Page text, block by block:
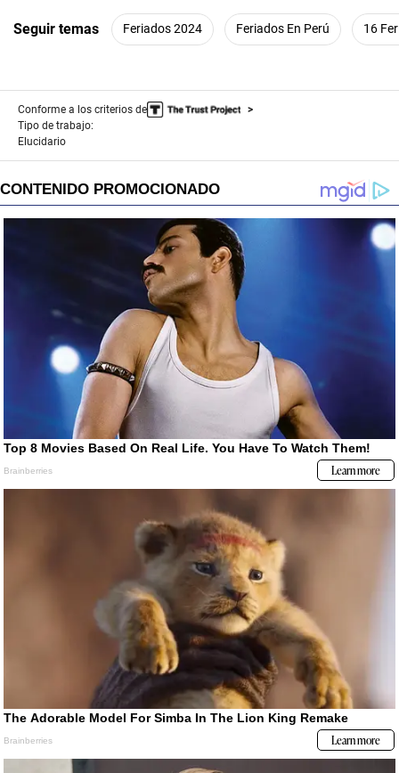
seconds
Seguir temas Feriados 2024 Feriados En Perú 16
Conforme a los criterios de
Tipo de trabajo:
Elucidario